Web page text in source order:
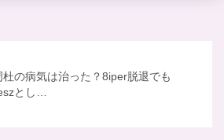
杜の病気は治った？8iper脱退でも
とし…